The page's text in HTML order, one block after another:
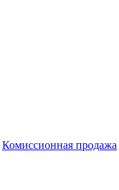
Комиссионная продажа